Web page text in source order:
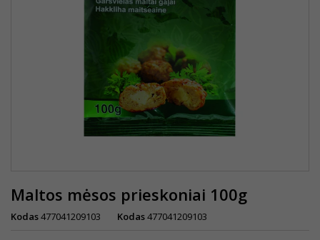
Maltos mėsos prieskoniai 100g
Kodas477041209103 Kodas477041209103